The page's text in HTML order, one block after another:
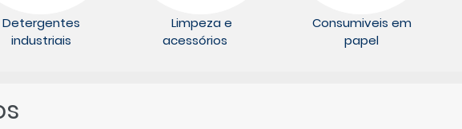
Detergentes
industriais
Limpeza e
acessórios
Consumiveis em
papel